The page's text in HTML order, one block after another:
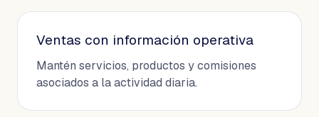
Ventas con información operativa
Mantén servicios, productos y comisiones
asociados a la actividad diaria.